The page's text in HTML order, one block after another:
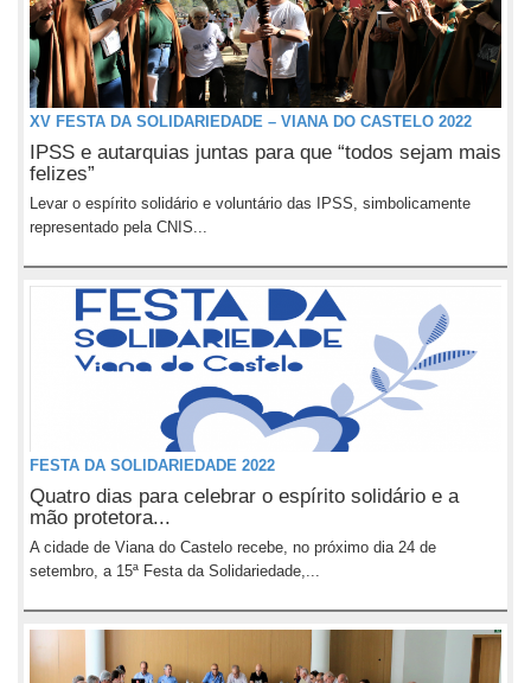
XV FESTA DA SOLIDARIEDADE – VIANA DO CASTELO 2022
IPSS e autarquias juntas para que “todos sejam mais
felizes”
Levar o espírito solidário e voluntário das IPSS, simbolicamente
representado pela CNIS...
FESTA DA SOLIDARIEDADE 2022
Quatro dias para celebrar o espírito solidário e a
mão protetora...
A cidade de Viana do Castelo recebe, no próximo dia 24 de
setembro, a 15ª Festa da Solidariedade,...